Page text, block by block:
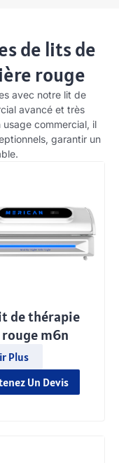
de lits de
rouge
avec notre lit de
avancé et très
commercial, il
garantir un
de thérapie
rouge m6n
Plus
Un Devis